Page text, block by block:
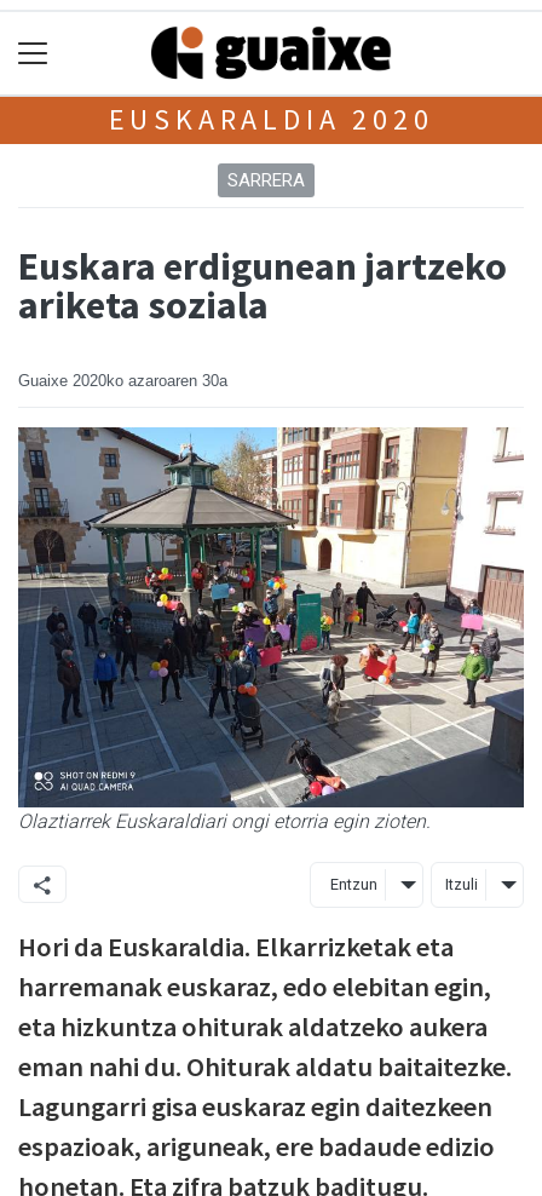
EUSKARALDIA 2020
SARRERA
Euskara erdigunean jartzeko
ariketa soziala
Guaixe 2020ko azaroaren 30a
Olaztiarrek Euskaraldiari ongi etorria egin zioten.
Entzun Itzuli
Hori da Euskaraldia. Elkarrizketak eta
harremanak euskaraz, edo elebitan egin,
eta hizkuntza ohiturak aldatzeko aukera
eman nahi du. Ohiturak aldatu baitaitezke.
Lagungarri gisa euskaraz egin daitezkeen
espazioak, ariguneak, ere badaude edizio
honetan. Eta zifra batzuk baditugu.